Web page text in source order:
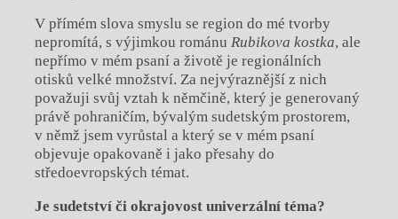
V přímém slova smyslu se region do mé tvorby
nepromítá, s výjimkou románu Rubikova kostka, ale
nepřímo v mém psaní a životě je regionálních
otisků velké množství. Za nejvýraznější z nich
považuji svůj vztah k němčině, který je generovaný
právě pohraničím, bývalým sudetským prostorem,
v němž jsem vyrůstal a který se v mém psaní
objevuje opakovaně i jako přesahy do
středoevropských témat.
Je sudetství či okrajovost univerzální téma?